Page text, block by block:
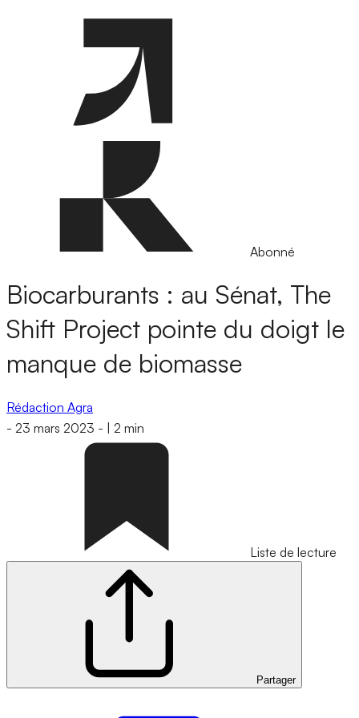
Abonné
Biocarburants : au Sénat, The
Shift Project pointe du doigt le
manque de biomasse
Rédaction Agra
- 23 mars 2023 - 2 min
Liste de lecture
Partager